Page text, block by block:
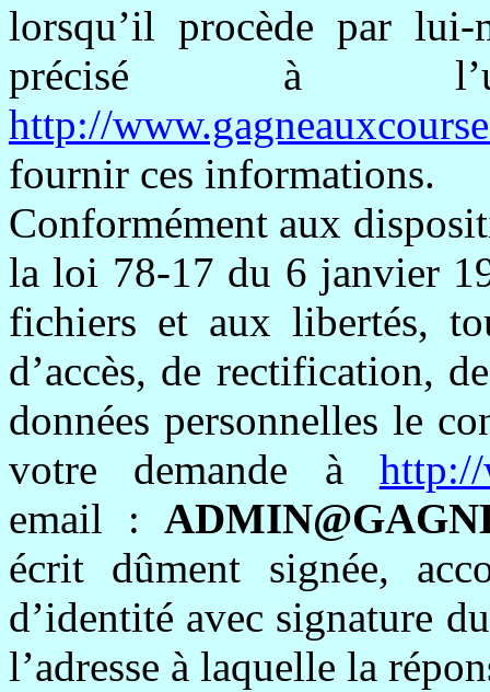
lorsqu’il procède par
précisé à
http://
fournir ces informations.
Conformément aux
la loi 78-17 du 6 janvier
fichiers et aux libertés,
d’accès, de rectification,
données personnelles le
votre demande à http://
email :
écrit dûment signée,
d’identité avec signature
l’adresse à laquelle la